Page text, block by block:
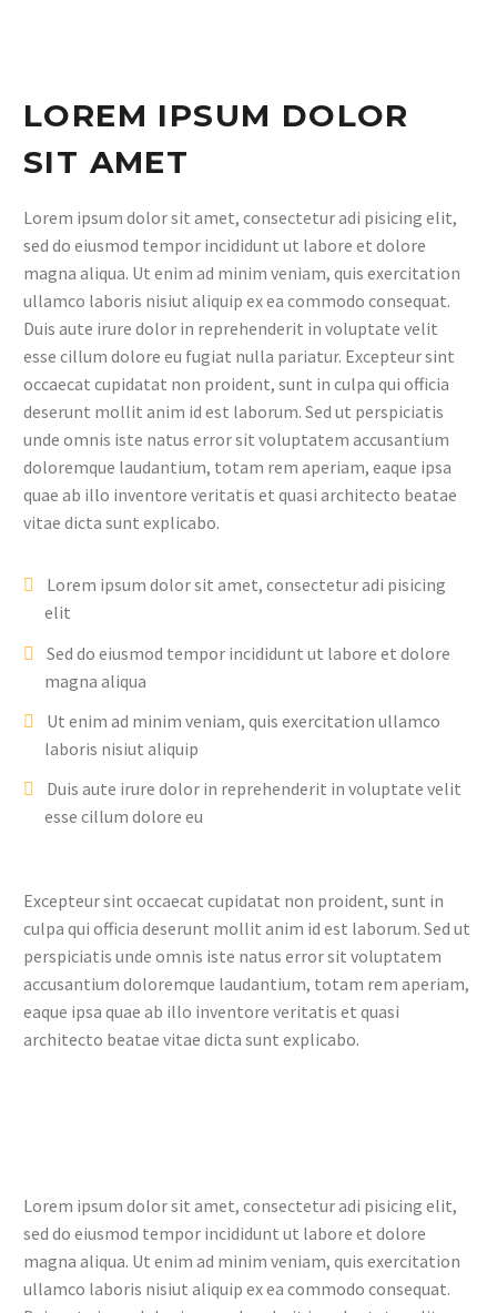
LOREM IPSUM DOLOR
SIT AMET
Lorem ipsum dolor sit amet, consectetur adi pisicing elit,
sed do eiusmod tempor incididunt ut labore et dolore
magna aliqua. Ut enim ad minim veniam, quis exercitation
ullamco laboris nisiut aliquip ex ea commodo consequat.
Duis aute irure dolor in reprehenderit in voluptate velit
esse cillum dolore eu fugiat nulla pariatur. Excepteur sint
occaecat cupidatat non proident, sunt in culpa qui officia
deserunt mollit anim id est laborum. Sed ut perspiciatis
unde omnis iste natus error sit voluptatem accusantium
doloremque laudantium, totam rem aperiam, eaque ipsa
quae ab illo inventore veritatis et quasi architecto beatae
vitae dicta sunt explicabo.
Lorem ipsum dolor sit amet, consectetur adi pisicing
elit
Sed do eiusmod tempor incididunt ut labore et dolore
magna aliqua
Ut enim ad minim veniam, quis exercitation ullamco
laboris nisiut aliquip
Duis aute irure dolor in reprehenderit in voluptate velit
esse cillum dolore eu
Excepteur sint occaecat cupidatat non proident, sunt in
culpa qui officia deserunt mollit anim id est laborum. Sed ut
perspiciatis unde omnis iste natus error sit voluptatem
accusantium doloremque laudantium, totam rem aperiam,
eaque ipsa quae ab illo inventore veritatis et quasi
architecto beatae vitae dicta sunt explicabo.
Lorem ipsum dolor sit amet, consectetur adi pisicing elit,
sed do eiusmod tempor incididunt ut labore et dolore
magna aliqua. Ut enim ad minim veniam, quis exercitation
ullamco laboris nisiut aliquip ex ea commodo consequat.